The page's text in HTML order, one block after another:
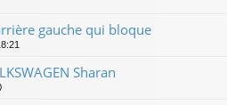
gauche qui bloque
Sharan